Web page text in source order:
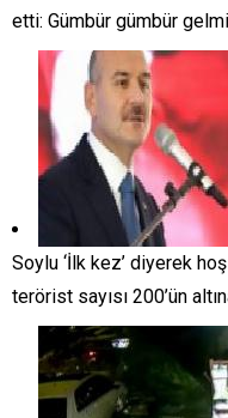
etti: Gümbür gümbür
Soylu ‘İlk kez’ diyerek
terörist sayısı 200’ün